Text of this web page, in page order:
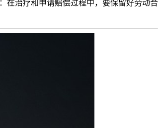
：在治疗和申请赔偿过程中，要保留好劳动合